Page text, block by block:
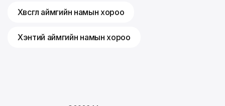
Хөвсгөл аймгийн намын хороо
Хэнтий аймгийн намын хороо